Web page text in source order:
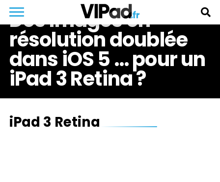
Des images en
résolution doublée
dans iOS 5 … pour un
iPad 3 Retina ?
iPad 3 Retina